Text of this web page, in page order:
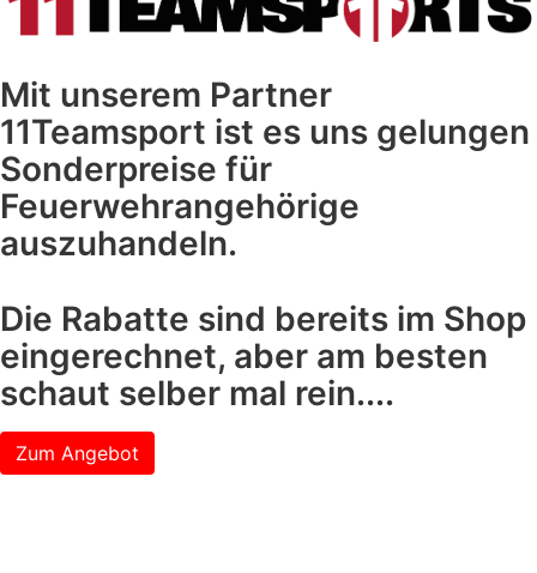
Mit unserem Partner
11Teamsport ist es uns gelungen
Sonderpreise für
Feuerwehrangehörige
auszuhandeln.
Die Rabatte sind bereits im Shop
eingerechnet, aber am besten
schaut selber mal rein....
Zum Angebot